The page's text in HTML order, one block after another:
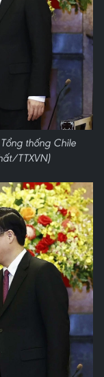
thống Chile
TTXVN)